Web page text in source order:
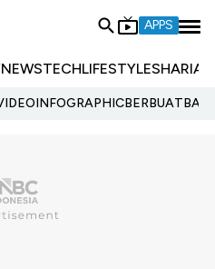
APPS
NEWSTECHLIFESTYLESHARIA
INFOGRAPHIC